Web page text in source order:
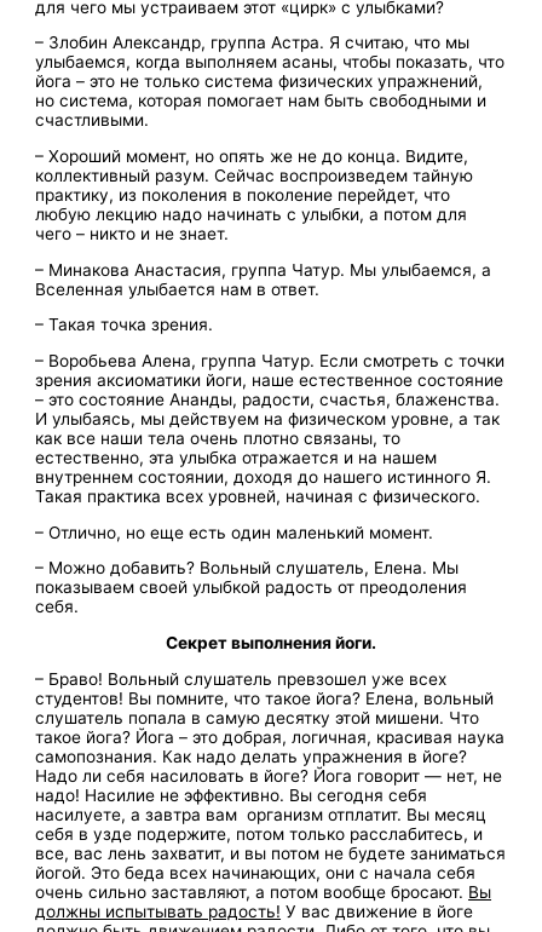
для чего мы устраиваем этот «цирк» с улыбками?
– Злобин Александр, группа Астра. Я считаю, что мы
улыбаемся, когда выполняем асаны, чтобы показать, что
йога – это не только система физических упражнений,
но система, которая помогает нам быть свободными и
счастливыми.
– Хороший момент, но опять же не до конца. Видите,
коллективный разум. Сейчас воспроизведем тайную
практику, из поколения в поколение перейдет, что
любую лекцию надо начинать с улыбки, а потом для
чего – никто и не знает.
– Минакова Анастасия, группа Чатур. Мы улыбаемся, а
Вселенная улыбается нам в ответ.
– Такая точка зрения.
– Воробьева Алена, группа Чатур. Если смотреть с точки
зрения аксиоматики йоги, наше естественное состояние
– это состояние Ананды, радости, счастья, блаженства.
И улыбаясь, мы действуем на физическом уровне, а так
как все наши тела очень плотно связаны, то
естественно, эта улыбка отражается и на нашем
внутреннем состоянии, доходя до нашего истинного Я.
Такая практика всех уровней, начиная с физического.
– Отлично, но еще есть один маленький момент.
– Можно добавить? Вольный слушатель, Елена. Мы
показываем своей улыбкой радость от преодоления
себя.
Секрет выполнения йоги.
– Браво! Вольный слушатель превзошел уже всех
студентов! Вы помните, что такое йога? Елена, вольный
слушатель попала в самую десятку этой мишени. Что
такое йога? Йога – это добрая, логичная, красивая наука
самопознания. Как надо делать упражнения в йоге?
Надо ли себя насиловать в йоге? Йога говорит — нет, не
надо! Насилие не эффективно. Вы сегодня себя
насилуете, а завтра вам организм отплатит. Вы месяц
себя в узде подержите, потом только расслабитесь, и
все, вас лень захватит, и вы потом не будете заниматься
йогой. Это беда всех начинающих, они с начала себя
очень сильно заставляют, а потом вообще бросают. Вы
должны испытывать радость! У вас движение в йоге